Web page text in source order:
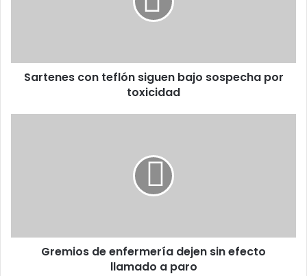
Sartenes con teflón siguen bajo sospecha por
toxicidad
paro
Gremios de enfermería dejen sin efecto
llamado a paro